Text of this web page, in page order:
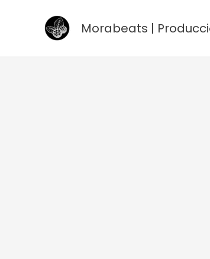
Morabeats |